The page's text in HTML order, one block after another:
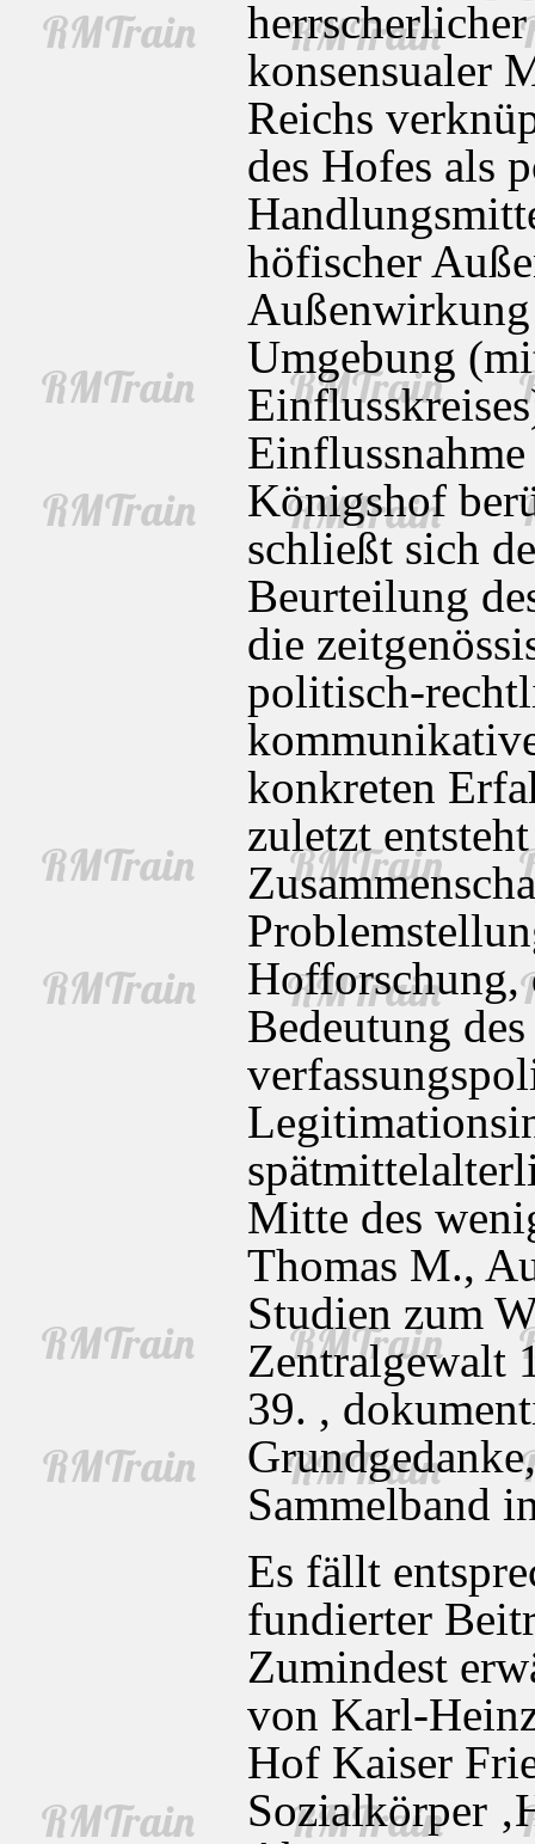
konsensualer
Reichs
des Hofes als
höfischer
Außenwirkung
Umgebung
Königshof
schließt sich
Beurteilung
die
politisch-
konkreten
zuletzt
Hofforschung,
Bedeutung
Mitte des
Thomas M.,
Studien zum
Zentralgewalt
39. ,
Sammelband
Es fällt
fundierter
Zumindest
von Karl-
Hof Kaiser
Sozialkörper